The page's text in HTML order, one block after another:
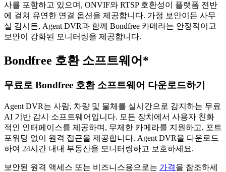
사를 포함하고 있으며, ONVIF와 RTSP 호환성이 플랫폼 전반
에 걸쳐 유연한 연결 옵션을 제공합니다. 가정 보안이든 사무
실 감시든, Agent DVR과 함께 Bondfree 카메라는 안정적이고
보안이 강화된 모니터링을 제공합니다.
Bondfree 호환 소프트웨어*
무료로 Bondfree 호환 소프트웨어 다운로드하기
Agent DVR는 사람, 차량 및 물체를 실시간으로 감지하는 무료
AI 기반 감시 소프트웨어입니다. 모든 장치에서 사용자 친화
적인 인터페이스를 제공하며, 무제한 카메라를 지원하고, 포트
포워딩 없이 원격 접근을 제공합니다. Agent DVR을 다운로드
하여 24시간 내내 부동산을 모니터링하고 보호하세요.
보안된 원격 액세스 또는 비즈니스용으로는 가격을 참조하세